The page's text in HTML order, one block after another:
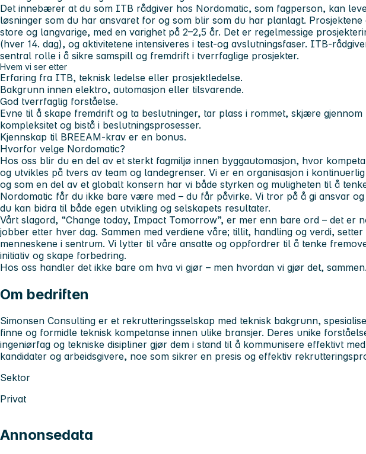
Det innebærer at du som ITB rådgiver hos Nordomatic, som fagperson, kan
løsninger som du har ansvaret for og som blir som du har planlagt. Prosjektene
store og langvarige, med en varighet på 2–2,5 år. Det er regelmessige
(hver 14. dag), og aktivitetene intensiveres i test-og avslutningsfaser. ITB-
sentral rolle i å sikre samspill og fremdrift i tverrfaglige prosjekter.
Hvem vi ser etter
Erfaring fra ITB, teknisk ledelse eller prosjektledelse.
Bakgrunn innen elektro, automasjon eller tilsvarende.
God tverrfaglig forståelse.
Evne til å skape fremdrift og ta beslutninger, tar plass i rommet, skjære gjennom
kompleksitet og bistå i beslutningsprosesser.
Kjennskap til BREEAM-krav er en bonus.
Hvorfor velge Nordomatic?
Hos oss blir du en del av et sterkt fagmiljø innen byggautomasjon, hvor
og utvikles på tvers av team og landegrenser. Vi er en organisasjon i
og som en del av et globalt konsern har vi både styrken og muligheten til å
Nordomatic får du ikke bare være med – du får påvirke. Vi tror på å gi ansvar
du kan bidra til både egen utvikling og selskapets resultater.
Vårt slagord, “Change today, Impact Tomorrow”, er mer enn bare ord – det er
jobber etter hver dag. Sammen med verdiene våre; tillit, handling og verdi, setter
menneskene i sentrum. Vi lytter til våre ansatte og oppfordrer til å tenke
initiativ og skape forbedring.
Hos oss handler det ikke bare om hva vi gjør – men hvordan vi gjør det, sammen.
Om bedriften
Simonsen Consulting er et rekrutteringsselskap med teknisk bakgrunn,
finne og formidle teknisk kompetanse innen ulike bransjer. Deres unike
ingeniørfag og tekniske disipliner gjør dem i stand til å kommunisere effektivt
kandidater og arbeidsgivere, noe som sikrer en presis og effektiv
Sektor
Privat
Annonsedata